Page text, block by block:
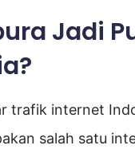
Jadi
trafik internet
salah satu